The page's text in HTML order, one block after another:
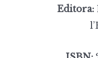
Editora: